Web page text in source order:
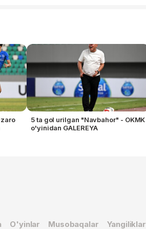
5 ta gol urilgan "Navbahor" - OKMK
o'yinidan GALEREYA
O'yinlar Musobaqalar Yangiliklar